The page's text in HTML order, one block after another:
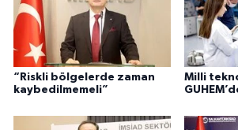
“Riskli bölgelerde zaman
kaybedilmemeli”
Milli